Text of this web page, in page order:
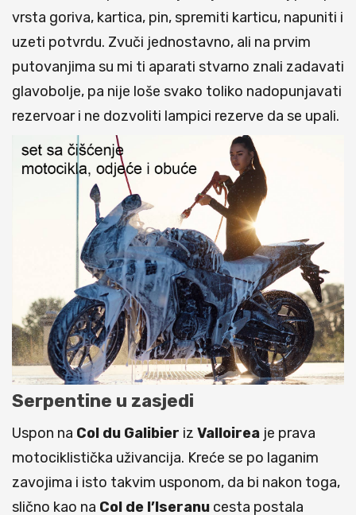
vrsta goriva, kartica, pin, spremiti karticu, napuniti i
uzeti potvrdu. Zvuči jednostavno, ali na prvim
putovanjima su mi ti aparati stvarno znali zadavati
glavobolje, pa nije loše svako toliko nadopunjavati
rezervoar i ne dozvoliti lampici rezerve da se upali.
Serpentine u zasjedi
Uspon na Col du Galibier iz Valloirea je prava
motociklistička uživancija. Kreće se po laganim
zavojima i isto takvim usponom, da bi nakon toga,
slično kao na Col de l’Iseranu cesta postala